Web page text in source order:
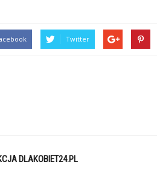
Twitter
DLAKOBIET24.PL